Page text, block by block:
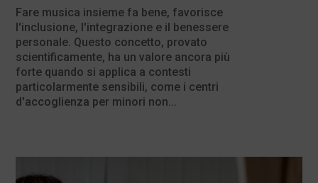
Fare musica insieme fa bene, favorisce
l'inclusione, l'integrazione e il benessere
personale. Questo concetto, provato
scientificamente, ha un valore ancora più
forte quando si applica a contesti
particolarmente sensibili, come i centri
d'accoglienza per minori non...